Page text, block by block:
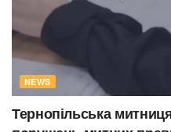
NEWS
Тернопільська